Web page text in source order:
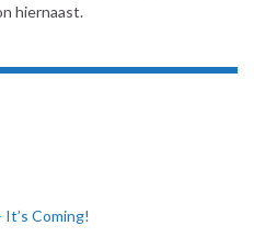
hiernaast.
Coming!